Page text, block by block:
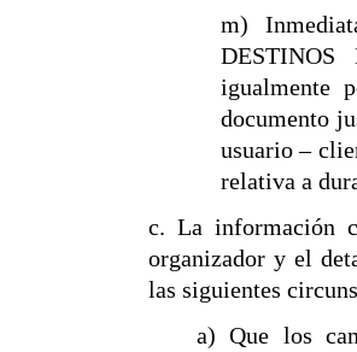
m)
igualmente
documento
usuario –
relativa a
c. La información
organizador y el
las siguientes
a) Que los